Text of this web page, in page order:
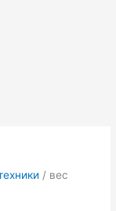
/ вес